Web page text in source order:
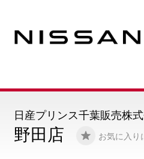
野田店 お気に入り
日産プリンス千葉販売株